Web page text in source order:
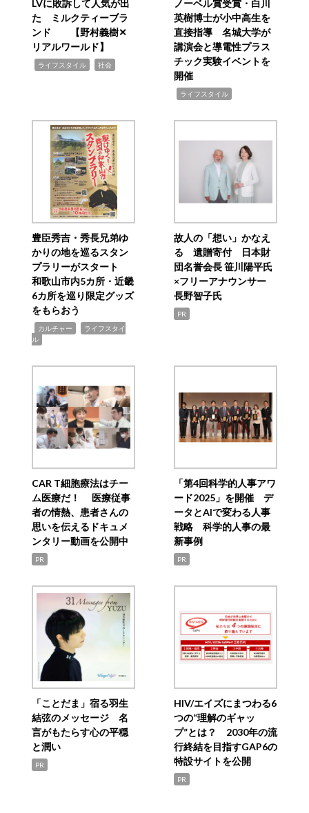
LVに敗訴して人気が出
た ミルクティーブラ
ンド 【野村義樹✕
リアルワールド】
ライフスタイル 社会
ノーベル賞受賞・白川
英樹博士が小中高生を
直接指導 名城大学が
講演会と導電性プラス
チック実験イベントを
開催
ライフスタイル
豊臣秀吉・秀長兄弟ゆ
かりの地を巡るスタン
プラリーがスタート
和歌山市内5カ所・近畿
6カ所を巡り限定グッズ
をもらおう
カルチャー
ライフスタイ
ル
故人の「想い」かなえ
る 遺贈寄付 日本財
団名誉会長 笹川陽平氏
×フリーアナウンサー
長野智子氏
PR
CAR T細胞療法はチー
ム医療だ！ 医療従事
者の情熱、患者さんの
思いを伝えるドキュメ
ンタリー動画を公開中
PR
「第4回科学的人事アワ
ード2025」を開催 デ
ータとAIで変わる人事
戦略 科学的人事の最
新事例
PR
「ことだま」宿る羽生
結弦のメッセージ 名
言がもたらす心の平穏
と潤い
PR
HIV/エイズにまつわる6
つの“理解のギャッ
プ”とは？ 2030年の流
行終結を目指すGAP6の
特設サイトを公開
PR